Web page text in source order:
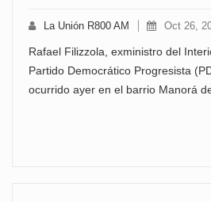
La Unión R800 AM Oct 26,
Rafael Filizzola, exministro del
Partido Democrático Progresista
ocurrido ayer en el barrio Manorá